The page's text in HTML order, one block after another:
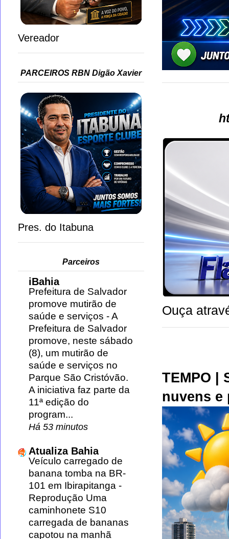
Ouça
TEMPO |
nuvens e
Vereador
PARCEIROS RBN Digão Xavier
Pres. do Itabuna
Parceiros
iBahia
Prefeitura de Salvador
promove mutirão de
saúde e serviços -A
Prefeitura de Salvador
promove, neste sábado
(8), um mutirão de
saúde e serviços no
Parque São Cristóvão.
A iniciativa faz parte da
11ª edição do
program...
Há 53 minutos
Atualiza Bahia
Veículo carregado de
banana tomba na BR-
101 em Ibirapitanga -
Reprodução Uma
caminhonete S10
carregada de bananas
capotou na manhã